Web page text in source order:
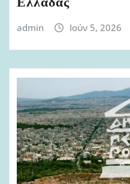
admin Ιούν 5, 2026